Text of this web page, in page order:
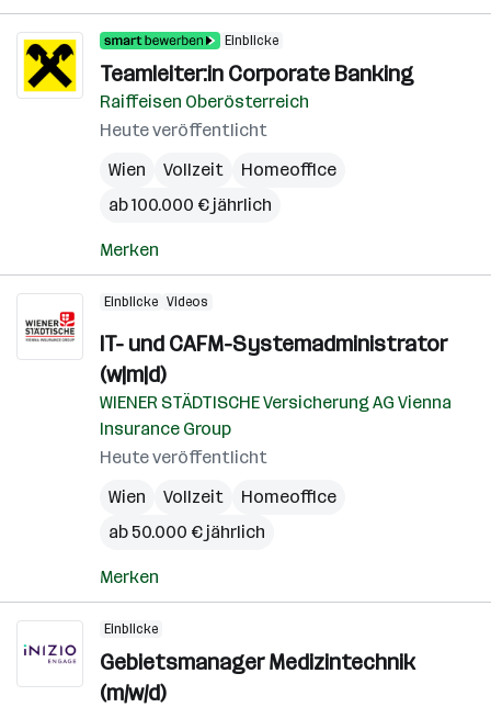
Einblicke
Teamleiter:in Corporate Banking
Raiffeisen Oberösterreich
Heute veröffentlicht
Wien
Vollzeit
Homeoffice
ab 100.000 € jährlich
Merken
Einblicke Videos
IT- und CAFM-Systemadministrator
(w|m|d)
WIENER STÄDTISCHE Versicherung AG Vienna
Insurance Group
Heute veröffentlicht
Wien
Vollzeit
Homeoffice
ab 50.000 € jährlich
Merken
Einblicke
Gebietsmanager Medizintechnik
(m/w/d)